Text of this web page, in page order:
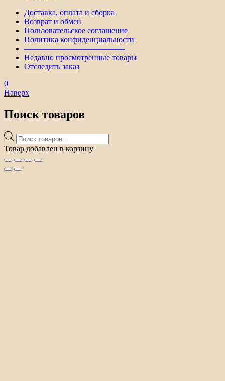
Доставка, оплата и сборка
Возврат и обмен
Пользовательское соглашение
Политика конфиденциальности
————————————–
Недавно просмотренные товары
Отследить заказ
0
Наверх
Поиск товаров
Поиск
товаров
Товар добавлен в корзину